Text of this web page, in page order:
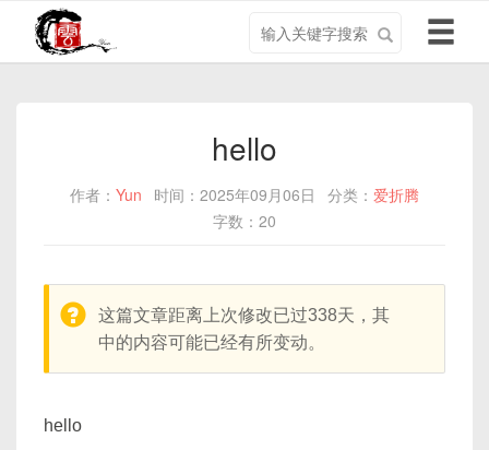
关
导
航
切
hello
作者： Yun 时间：2025年09月06日 分类： 爱折腾
字数：20
warning:
这篇文章距离上次修改已过338天，其
中的内容可能已经有所变动。
hello